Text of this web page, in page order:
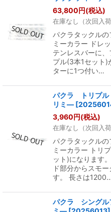
63,800円(税込)
在庫なし（次回入
パクラタックル
ミーカラー ドレ
テンレスバーに
プル(3本1セット)
ターに1つ付い…
パクラ トリプ
リミ― [
3,960円(税込)
在庫なし（次回入
パクラタックル
ミーカラー トリ
ット)になります
ド部分からスモ
す。 長さは
パクラ シングル